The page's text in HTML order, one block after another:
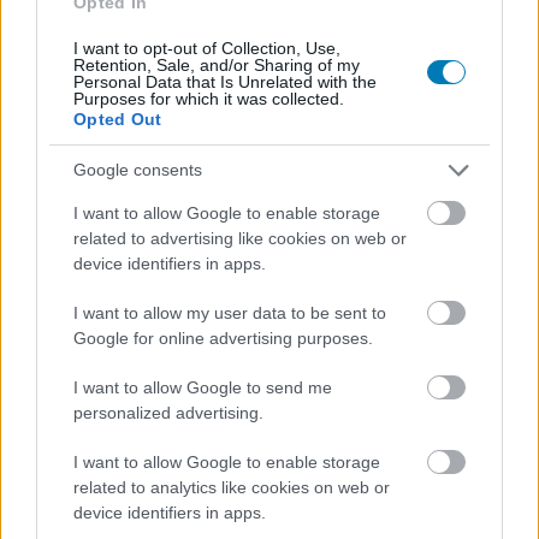
I want to opt-out of Collection, Use,
Retention, Sale, and/or Sharing of my
Personal Data that Is Unrelated with the
Purposes for which it was collected.
Opted Out
Google consents
I want to allow Google to enable storage
related to advertising like cookies on web or
device identifiers in apps.
I want to allow my user data to be sent to
Google for online advertising purposes.
I want to allow Google to send me
personalized advertising.
I want to allow Google to enable storage
related to analytics like cookies on web or
device identifiers in apps.
Megkapta végleges címét és
premierdátumát a Jégkorszak 6
Chavalier|2025 augusztus 31. 13:01
A közönségkedvenc karakterek és az őket
régóta várt folytatásban.
A Disney és a 20th Century Animation